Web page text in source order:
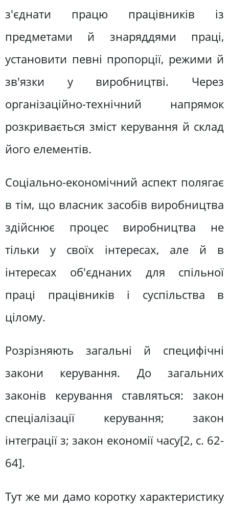
з'єднати працю працівників із
предметами й знаряддями праці,
установити певні пропорції, режими й
зв'язки у виробництві. Через
організаційно-технічний напрямок
розкривається зміст керування й склад
його елементів.
Соціально-економічний аспект полягає
в тім, що власник засобів виробництва
здійснює процес виробництва не
тільки у своїх інтересах, але й в
інтересах об'єднаних для спільної
праці працівників і суспільства в
цілому.
Розрізняють загальні й специфічні
закони керування. До загальних
законів керування ставляться: закон
спеціалізації керування; закон
інтеграції з; закон економії часу[2, c. 62-
64].
Тут же ми дамо коротку характеристику